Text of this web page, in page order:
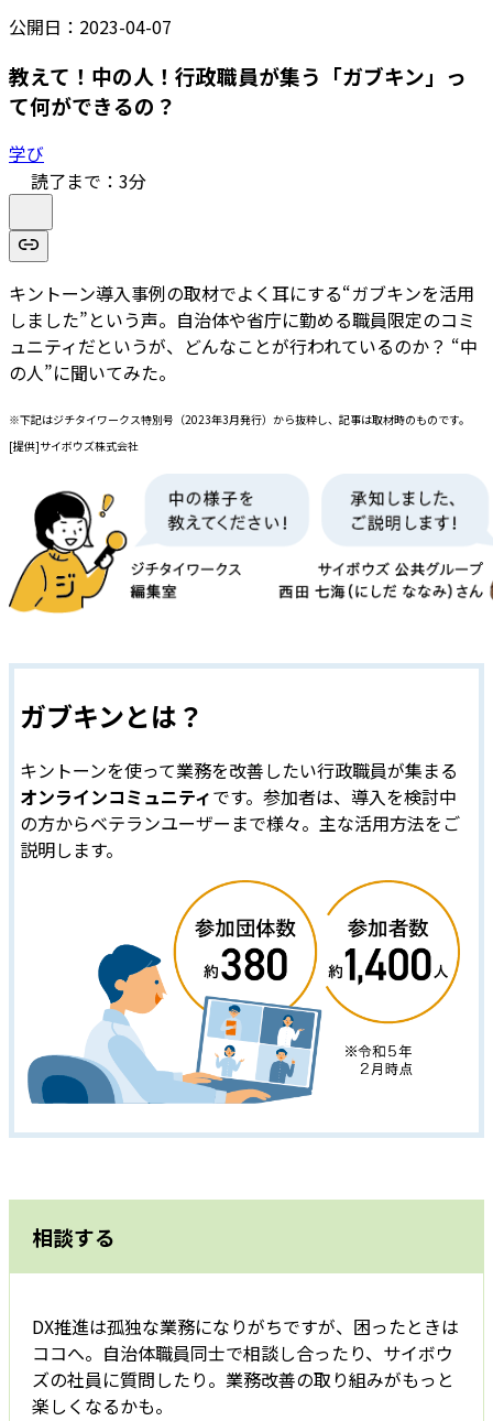
公開日： 2023-04-07
教えて！中の人！行政職員が集う「ガブキン」っ
て何ができるの？
学び
読了まで： 3分
キントーン導入事例の取材でよく耳にする“ガブキンを活用
しました”という声。自治体や省庁に勤める職員限定のコミ
ュニティだというが、どんなことが行われているのか？ “中
の人”に聞いてみた。
※下記はジチタイワークス特別号（2023年3月発行）から抜粋し、記事は取材時のものです。
[提供]サイボウズ株式会社
ガブキンとは？
キントーンを使って業務を改善したい行政職員が集まる
オンラインコミュニティです。参加者は、導入を検討中
の方からベテランユーザーまで様々。主な活用方法をご
説明します。
相談する
DX推進は孤独な業務になりがちですが、困ったときは
ココへ。自治体職員同士で相談し合ったり、サイボウ
ズの社員に質問したり。業務改善の取り組みがもっと
楽しくなるかも。